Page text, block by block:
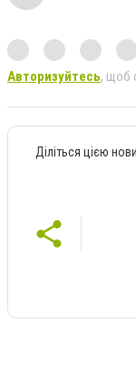
Авторизуйтесь, щоб
Діліться цією